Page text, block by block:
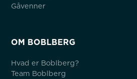
Gåvenner
OM BOBLBERG
Hvad er Boblberg?
Team Boblberg